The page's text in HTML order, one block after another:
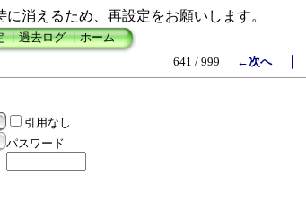
消えるため、再設定をお願いします。
┃過去ログ┃ホーム
641 / 999
←次へ｜
引用なし
パスワード